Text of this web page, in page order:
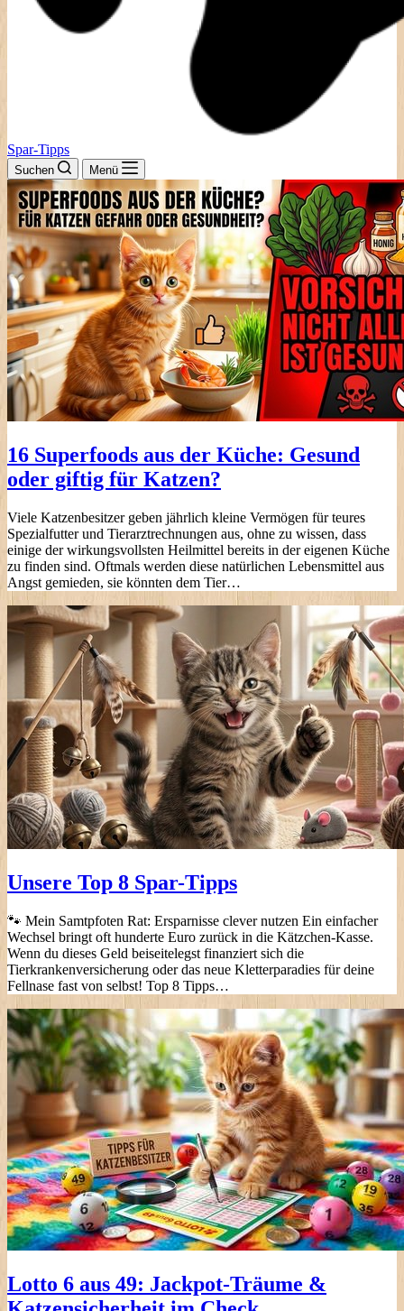
Spar-Tipps
Suchen Menü
16 Superfoods aus der Küche: Gesund
oder giftig für Katzen?
Viele Katzenbesitzer geben jährlich kleine Vermögen für teures
Spezialfutter und Tierarztrechnungen aus, ohne zu wissen, dass
einige der wirkungsvollsten Heilmittel bereits in der eigenen Küche
zu finden sind. Oftmals werden diese natürlichen Lebensmittel aus
Angst gemieden, sie könnten dem Tier…
Unsere Top 8 Spar-Tipps
🐾 Mein Samtpfoten Rat: Ersparnisse clever nutzen Ein einfacher
Wechsel bringt oft hunderte Euro zurück in die Kätzchen-Kasse.
Wenn du dieses Geld beiseitelegst finanziert sich die
Tierkrankenversicherung oder das neue Kletterparadies für deine
Fellnase fast von selbst! Top 8 Tipps…
Lotto 6 aus 49: Jackpot-Träume &